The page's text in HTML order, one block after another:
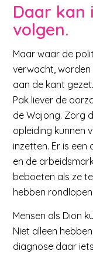
Daar kan
volgen.
Maar waar de
verwacht, worden
aan de kant gezet.
Pak liever de
de Wajong. Zorg
opleiding kunnen
inzetten. Er is
en de
beboeten als ze
hebben rondlopen.
Mensen als Dion
Niet alleen
diagnose daar